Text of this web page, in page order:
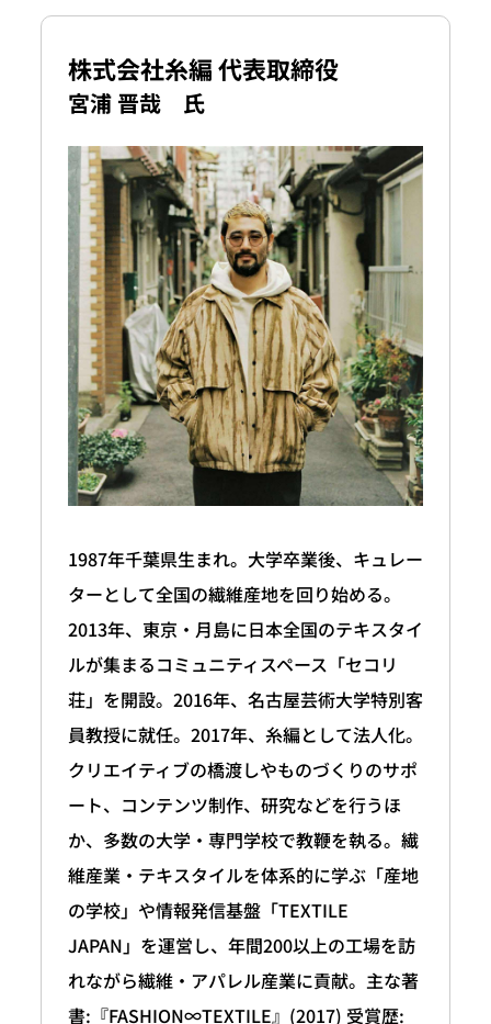
株式会社糸編 代表取締役
宮浦 晋哉 氏
1987年千葉県生まれ。大学卒業後、キュレー
ターとして全国の繊維産地を回り始める。
2013年、東京・月島に日本全国のテキスタイ
ルが集まるコミュニティスペース「セコリ
荘」を開設。2016年、名古屋芸術大学特別客
員教授に就任。2017年、糸編として法人化。
クリエイティブの橋渡しやものづくりのサポ
ート、コンテンツ制作、研究などを行うほ
か、多数の大学・専門学校で教鞭を執る。繊
維産業・テキスタイルを体系的に学ぶ「産地
の学校」や情報発信基盤「TEXTILE
JAPAN」を運営し、年間200以上の工場を訪
れながら繊維・アパレル産業に貢献。主な著
書:『FASHION∞TEXTILE』(2017) 受賞歴: